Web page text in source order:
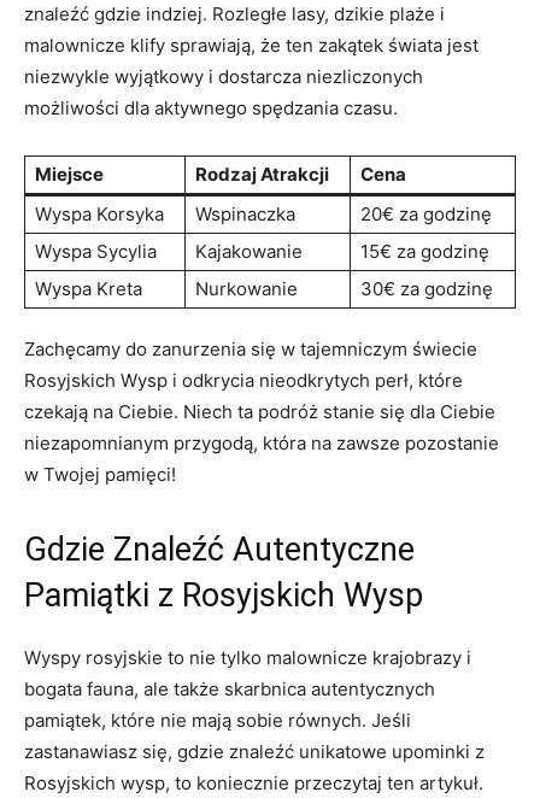
znaleźć gdzie ‌indziej.​ Rozległe lasy, dzikie plaże i
malownicze klify sprawiają,​ że⁣ ten zakątek świata jest
niezwykle wyjątkowy i dostarcza niezliczonych
możliwości dla⁤ aktywnego spędzania czasu.
Miejsce Rodzaj Atrakcji
Cena
Wyspa Korsyka
Wspinaczka
20€ za ‍godzinę
Wyspa ⁣Sycylia
Kajakowanie
15€ za godzinę
Wyspa⁢ Kreta
Nurkowanie 30€ za ‍godzinę
Zachęcamy do zanurzenia się w tajemniczym świecie
Rosyjskich Wysp i ⁢odkrycia nieodkrytych‌ perł, które
⁤czekają na Ciebie. ⁤Niech ​ta ⁢podróż stanie się⁤ dla Ciebie
niezapomnianym przygodą, która na zawsze‍ pozostanie⁣
w Twojej‌ pamięci!
Gdzie​ Znaleźć Autentyczne
Pamiątki‍ z Rosyjskich Wysp
Wyspy rosyjskie to nie tylko malownicze krajobrazy i
bogata fauna, ale⁣ także ‍skarbnica autentycznych⁣
pamiątek, które nie‌ mają sobie równych.⁢ Jeśli
zastanawiasz się, gdzie znaleźć unikatowe upominki⁤ z
Rosyjskich wysp, ​to koniecznie‌ przeczytaj ten artykuł.